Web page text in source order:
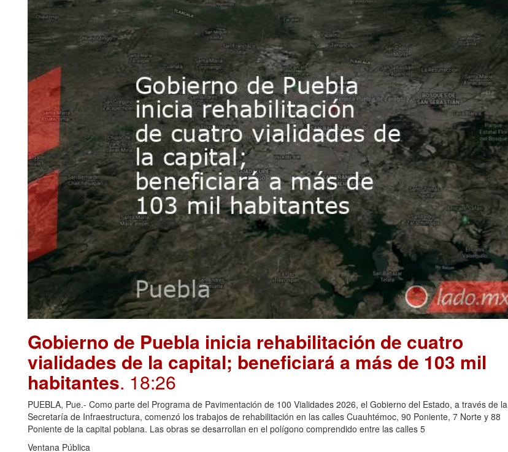
Gobierno de Puebla inicia rehabilitación de cuatro
vialidades de la capital; beneficiará a más de 103 mil
habitantes. 18:26
PUEBLA, Pue.- Como parte del Programa de Pavimentación de 100 Vialidades 2026, el Gobierno del Estado, a través de la
Secretaría de Infraestructura, comenzó los trabajos de rehabilitación en las calles Cuauhtémoc, 90 Poniente, 7 Norte y 88
Poniente de la capital poblana. Las obras se desarrollan en el polígono comprendido entre las calles 5
Ventana Pública